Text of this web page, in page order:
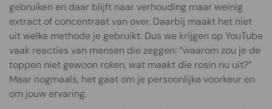
gebruiken en daar blijft naar verhouding maar weinig
extract of concentraat van over. Daarbij maakt het niet
uit welke methode je gebruikt. Dus we krijgen op YouTube
vaak reacties van mensen die zeggen: “waarom zou je de
toppen niet gewoon roken, wat maakt die rosin nu uit?”
Maar nogmaals, het gaat om je persoonlijke voorkeur en
om jouw ervaring.